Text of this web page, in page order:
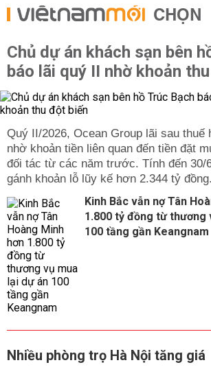
CHỌN
Chủ dự án khách sạn bên
báo lãi quý II nhờ khoản
Quý II/2026, Ocean Group lãi sau thuế
nhờ khoản tiền liên quan đến tiền đặt
đối tác từ các năm trước. Tính đến 30/
gánh khoản lỗ lũy kế hơn 2.344 tỷ đồng.
Kinh Bắc vẫn nợ Tân
1.800 tỷ đồng từ thương
100 tầng gần Keangnam
Nhiều phòng trọ Hà Nội tăng giá